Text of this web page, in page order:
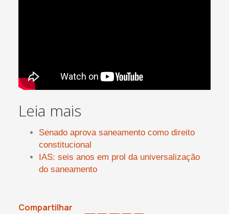
Leia mais
Senado aprova saneamento como direito
constitucional
IAS: seis anos em prol da universalização
do saneamento
Compartilhar